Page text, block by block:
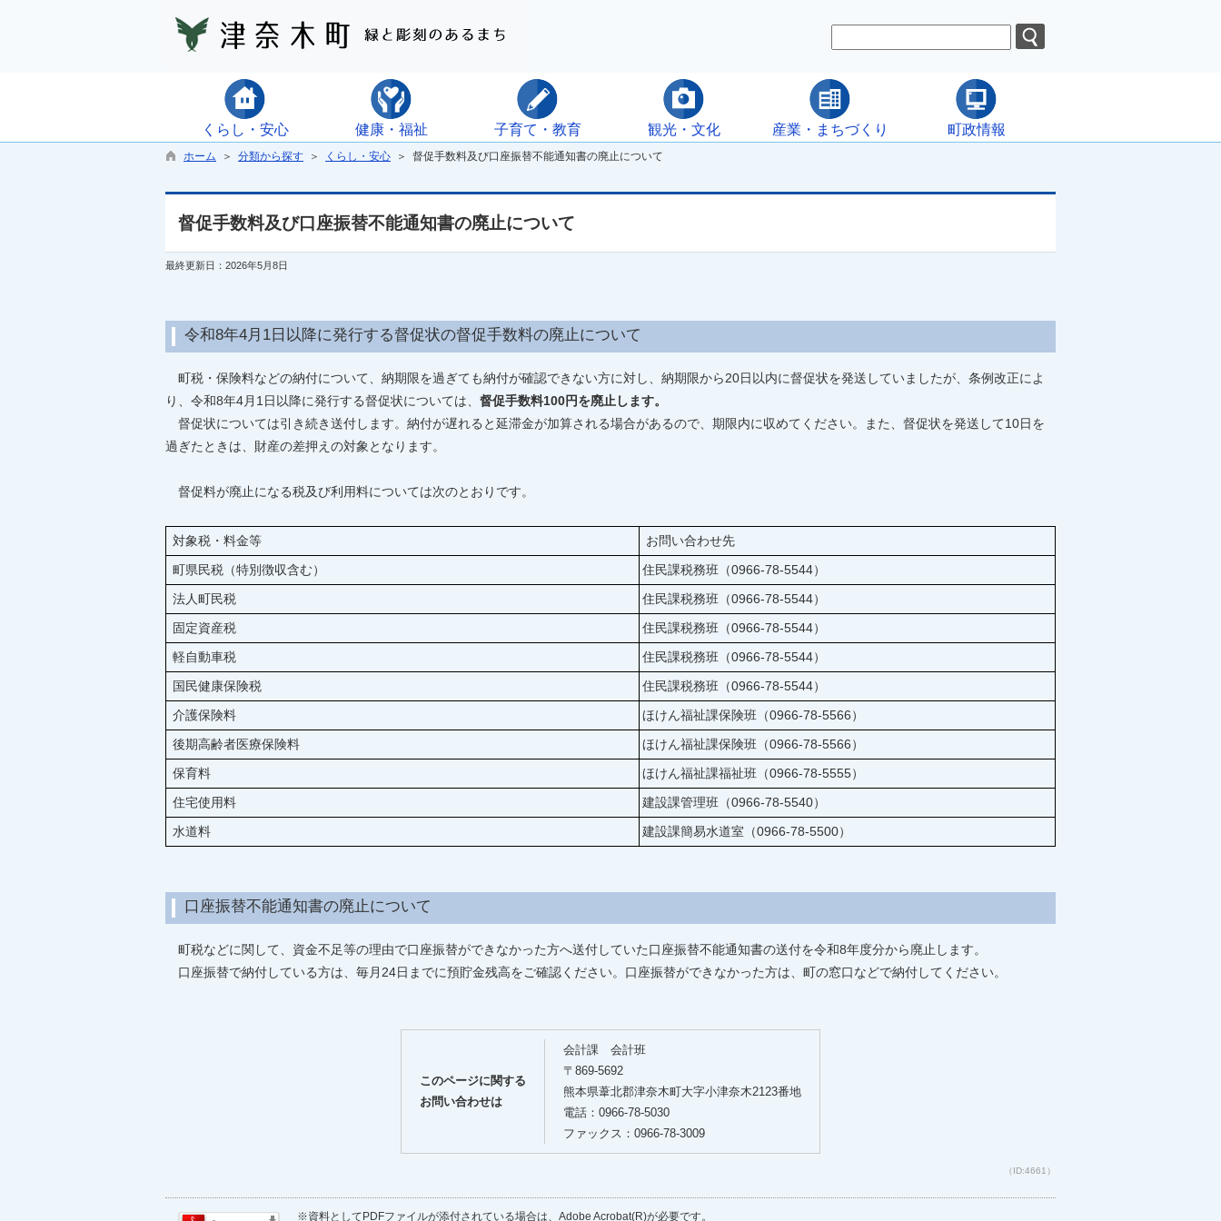
くらし・安心 健康・福祉 子育て・教育 観光・文化 産業・まちづくり 町政情報
ホーム ＞ 分類から探す ＞ くらし・安心 ＞ 督促手数料及び口座振替不能通知書の廃止について
督促手数料及び口座振替不能通知書の廃止について
最終更新日：2026年5月8日
令和8年4月1日以降に発行する督促状の督促手数料の廃止について
町税・保険料などの納付について、納期限を過ぎても納付が確認できない方に対し、納期限から20日以内に督促状を発送していましたが、条例改正によ
り、令和8年4月1日以降に発行する督促状については、 督促手数料100円を廃止します。
督促状については引き続き送付します。納付が遅れると延滞金が加算される場合があるので、期限内に収めてください。また、督促状を発送して10日を
過ぎたときは、財産の差押えの対象となります。
督促料が廃止になる税及び利用料については次のとおりです。
対象税・料金等
お問い合わせ先
町県民税（特別徴収含む）
住民課税務班（0966-78-5544）
法人町民税
住民課税務班（0966-78-5544）
固定資産税
住民課税務班（0966-78-5544）
軽自動車税
住民課税務班（0966-78-5544）
国民健康保険税
住民課税務班（0966-78-5544）
介護保険料
ほけん福祉課保険班（0966-78-5566）
後期高齢者医療保険料
ほけん福祉課保険班（0966-78-5566）
保育料
ほけん福祉課福祉班（0966-78-5555）
住宅使用料
建設課管理班（0966-78-5540）
水道料
建設課簡易水道室（0966-78-5500）
口座振替不能通知書の廃止について
町税などに関して、資金不足等の理由で口座振替ができなかった方へ送付していた口座振替不能通知書の送付を令和8年度分から廃止します。
口座振替で納付している方は、毎月24日までに預貯金残高をご確認ください。口座振替ができなかった方は、町の窓口などで納付してください。
このページに関する
お問い合わせは
会計課 会計班
〒869-5692
熊本県葦北郡津奈木町大字小津奈木2123番地
電話：0966-78-5030
ファックス：0966-78-3009
（ID:4661）
※資料としてPDFファイルが添付されている場合は、Adobe Acrobat(R)が必要です。